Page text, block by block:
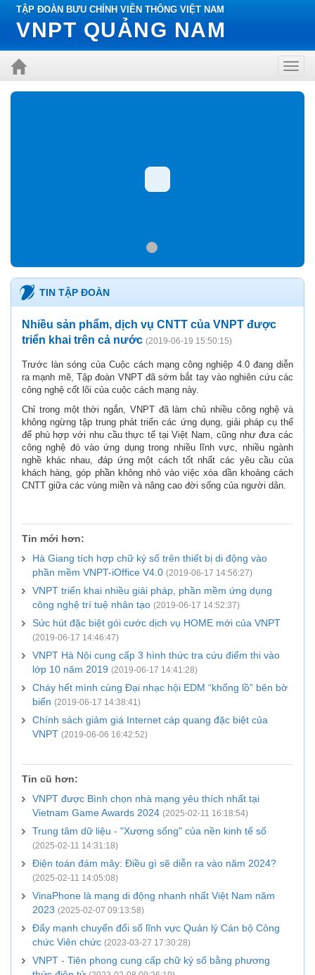
TẬP ĐOÀN BƯU CHÍNH VIỄN THÔNG VIỆT NAM
VNPT QUẢNG NAM
TIN TẬP ĐOÀN
Nhiều sản phẩm, dịch vụ CNTT của VNPT được
triển khai trên cả nước (2019-06-19 15:50:15)
Trước làn sóng của Cuộc cách mạng công nghiệp 4.0 đang diễn
ra mạnh mẽ, Tập đoàn VNPT đã sớm bắt tay vào nghiên cứu các
công nghệ cốt lõi của cuộc cách mạng này.
Chỉ trong một thời ngắn, VNPT đã làm chủ nhiều công nghệ và
không ngừng tập trung phát triển các ứng dụng, giải pháp cụ thể
để phù hợp với nhu cầu thực tế tại Việt Nam, cũng như đưa các
công nghệ đó vào ứng dụng trong nhiều lĩnh vực, nhiều ngành
nghề khác nhau, đáp ứng một cách tốt nhất các yêu cầu của
khách hàng, góp phần không nhỏ vào việc xóa dần khoảng cách
CNTT giữa các vùng miền và nâng cao đời sống của người dân.
Tin mới hơn:
Hà Giang tích hợp chữ ký số trên thiết bị di động vào
phần mềm VNPT-iOffice V4.0 (2019-06-17 14:56:27)
VNPT triển khai nhiều giải pháp, phần mềm ứng dụng
công nghệ trí tuệ nhân tạo (2019-06-17 14:52:37)
Sức hút đặc biệt gói cước dịch vụ HOME mới của VNPT
(2019-06-17 14:46:47)
VNPT Hà Nội cung cấp 3 hình thức tra cứu điểm thi vào
lớp 10 năm 2019 (2019-06-17 14:41:28)
Cháy hết mình cùng Đại nhạc hội EDM “khổng lồ” bên bờ
biển (2019-06-17 14:38:41)
Chính sách giảm giá Internet cáp quang đặc biệt của
VNPT (2019-06-06 16:42:52)
Tin cũ hơn:
VNPT được Bình chọn nhà mạng yêu thích nhất tại
Vietnam Game Awards 2024 (2025-02-11 16:18:54)
Trung tâm dữ liệu - "Xương sống" của nền kinh tế số
(2025-02-11 14:31:18)
Điện toán đám mây: Điều gì sẽ diễn ra vào năm 2024?
(2025-02-11 14:05:08)
VinaPhone là mạng di động nhanh nhất Việt Nam năm
2023 (2025-02-07 09:13:58)
Đẩy mạnh chuyển đổi số lĩnh vực Quản lý Cán bộ Công
chức Viên chức (2023-03-27 17:30:28)
VNPT - Tiên phong cung cấp chữ ký số bằng phương